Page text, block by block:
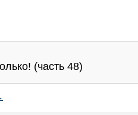
(часть 48)